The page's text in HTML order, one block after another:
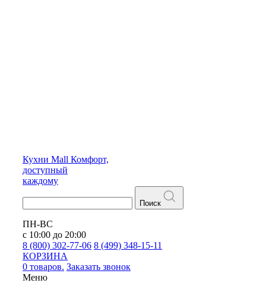
Кухни Mall Комфорт,
доступный
каждому
Поиск
ПН-ВС
с 10:00 до 20:00
8 (800) 302-77-06 8 (499) 348-15-11
КОРЗИНА
0 товаров. Заказать звонок
Меню